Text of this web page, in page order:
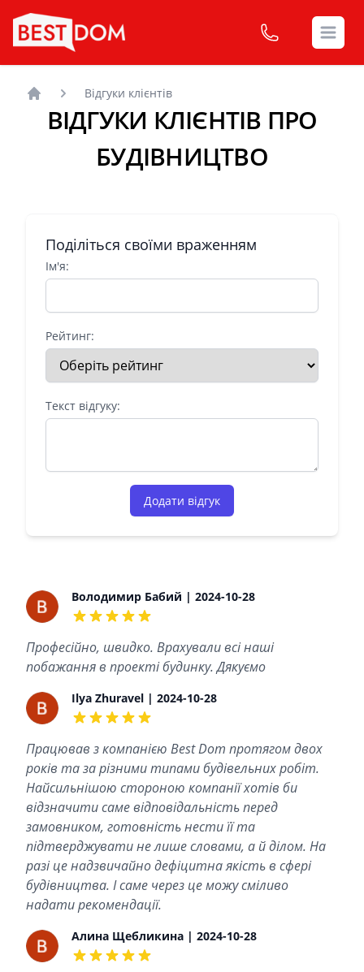
Відгуки клієнтів
ВІДГУКИ КЛІЄНТІВ ПРО
БУДІВНИЦТВО
Поділіться своїми враженням
Ім'я:
Рейтинг:
Текст відгуку:
Додати відгук
Recent reviewsВолодимир Бабий | 2024-10-28
Професійно, швидко. Врахували всі наші
побажання в проекті будинку. Дякуємо
Ilya Zhuravel | 2024-10-28
Працював з компанією Best Dom протягом двох
років та за різними типами будівельних робіт.
Найсильнішою стороною компанії хотів би
відзначити саме відповідальність перед
замовником, готовність нести її та
підтверджувати не лише словами, а й ділом. На
разі це надзвичайно дефіцитна якість в сфері
будівництва. І саме через це можу сміливо
надати рекомендації.
Алина Щебликина | 2024-10-28